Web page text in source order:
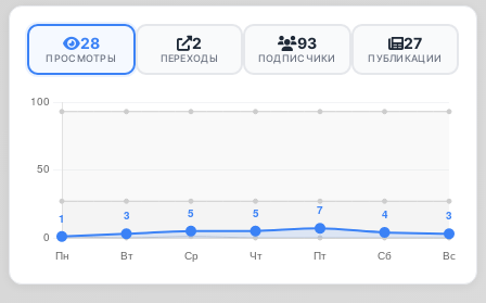
28
ПРОСМОТРЫ
2
ПЕРЕХОДЫ
93
ПОДПИСЧИКИ
27
ПУБЛИКАЦИИ